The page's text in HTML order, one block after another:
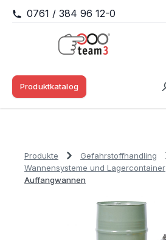
Zum Hauptinhalt springen
0761 / 384 96 12-0
Produktkatalog
Produkte
Gefahrstoffhandling
Wannensysteme und Lagercontainer
Auffangwannen
Bildergalerie überspringen